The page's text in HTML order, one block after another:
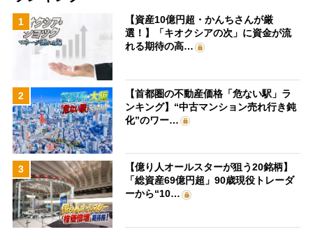
1
【資産10億円超・かんちさんが厳
選！】「キオクシアの次」に資金が流
れる期待の高…
2
【首都圏の不動産価格「危ない駅」ラ
ンキング】“中古マンション売れ行き鈍
化”のワー…
3
【億り人オールスターが狙う20銘柄】
「総資産69億円超」90歳現役トレーダ
ーから“10…